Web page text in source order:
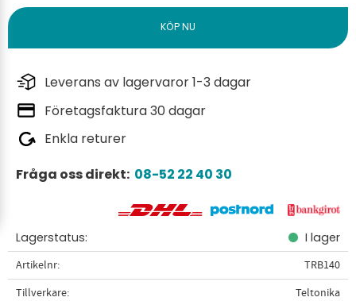
Leverans av lagervaror 1-3 dagar
Företagsfaktura 30 dagar
Enkla returer
Fråga oss direkt: 08-52 22 40 30
Lagerstatus I lager
Artikelnr
TRB140
Tillverkare
Teltonika